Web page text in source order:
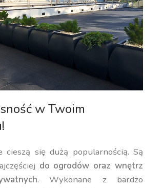
w Twoim
cieszą się dużą popularnością. Są
do ogrodów oraz wnętrz
. Wykonane z bardzo